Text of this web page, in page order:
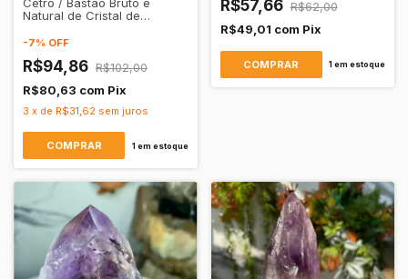
Natural de Cristal de
Transparente
-7% OFF
R$94,86 R$102,00
R$80,63 com Pix
3 x de R$31,62 sem juros
1 em estoque
R$57,66 R$62,00
R$49,01 com Pix
1 em estoque